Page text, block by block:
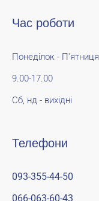
Час роботи
Понеділок - П'ятниця
9.00-17.00
Сб, нд - вихідні
Телефони
093-355-44-50
066-063-60-43